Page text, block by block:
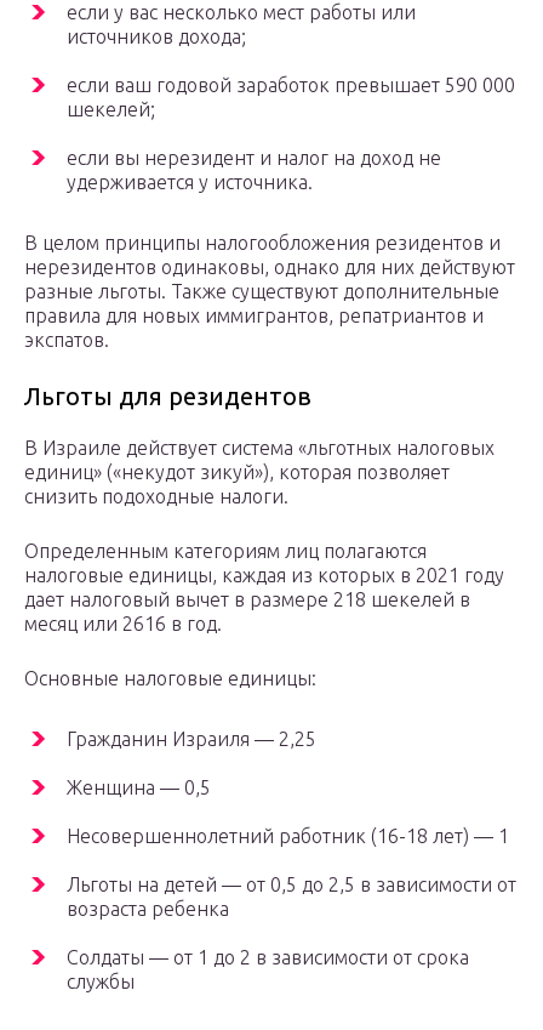
если у вас несколько мест работы или
источников дохода;
если ваш годовой заработок превышает 590 000
шекелей;
если вы нерезидент и налог на доход не
удерживается у источника.
В целом принципы налогообложения резидентов и
нерезидентов одинаковы, однако для них действуют
разные льготы. Также существуют дополнительные
правила для новых иммигрантов, репатриантов и
экспатов.
Льготы для резидентов
В Израиле действует система «льготных налоговых
единиц» («некудот зикуй»), которая позволяет
снизить подоходные налоги.
Определенным категориям лиц полагаются
налоговые единицы, каждая из которых в 2021 году
дает налоговый вычет в размере 218 шекелей в
месяц или 2616 в год.
Основные налоговые единицы:
Гражданин Израиля — 2,25
Женщина — 0,5
Несовершеннолетний работник (16-18 лет) — 1
Льготы на детей — от 0,5 до 2,5 в зависимости от
возраста ребенка
Солдаты — от 1 до 2 в зависимости от срока
службы